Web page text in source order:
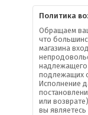
Политика
Обращаем
что
магазина
надлежащего
подлежащих
Исполнение
или
вы